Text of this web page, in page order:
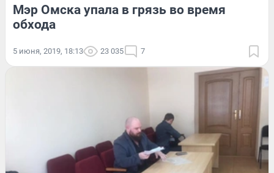
Мэр Омска упала в грязь во время
обхода
5 июня, 2019, 18:13 23 035 7